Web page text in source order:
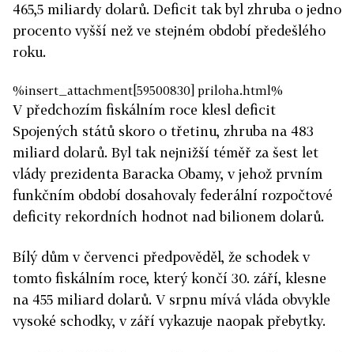
465,5 miliardy dolarů. Deficit tak byl zhruba o jedno
procento vyšší než ve stejném období předešlého
roku.
%insert_attachment[59500830] priloha.html%
V předchozím fiskálním roce klesl deficit
Spojených států skoro o třetinu, zhruba na 483
miliard dolarů. Byl tak nejnižší téměř za šest let
vlády prezidenta Baracka Obamy, v jehož prvním
funkčním období dosahovaly federální rozpočtové
deficity rekordních hodnot nad bilionem dolarů.
Bílý dům v červenci předpověděl, že schodek v
tomto fiskálním roce, který končí 30. září, klesne
na 455 miliard dolarů. V srpnu mívá vláda obvykle
vysoké schodky, v září vykazuje naopak přebytky.